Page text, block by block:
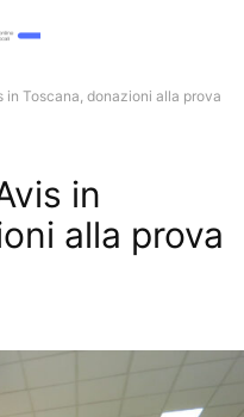
in Toscana, donazioni alla prova
in
alla prova